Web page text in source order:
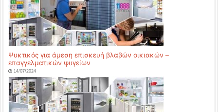
Ψυκτικός για άμεση επισκευή βλαβών οικιακών –
επαγγελματικών ψυγείων
14/07/2024